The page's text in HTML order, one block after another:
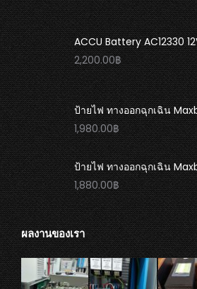
ACCU Battery AC12330
2,200.00฿
ป้ายไฟ ทางออกฉุกเฉิน
1,980.00฿
ป้ายไฟ ทางออกฉุกเฉิน
1,880.00฿
ผลงานของเรา